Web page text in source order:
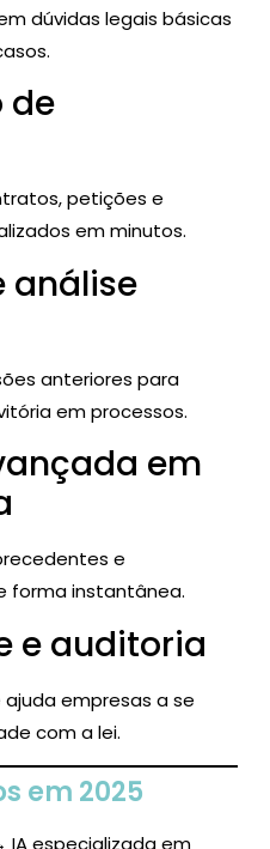
dúvidas legais básicas
de
petições e
em minutos.
análise
anteriores para
em processos.
em
e
forma instantânea.
e auditoria
empresas a se
com a lei.
em 2025
IA especializada em